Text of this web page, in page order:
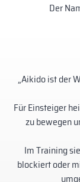
Der
„Aikido ist der
Für Einsteiger
zu bewegen
Im Training
blockiert oder